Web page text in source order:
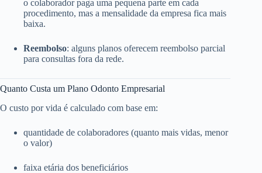
o colaborador paga uma pequena parte em cada
procedimento, mas a mensalidade da empresa fica mais
baixa.
Reembolso: alguns planos oferecem reembolso parcial
para consultas fora da rede.
Quanto Custa um Plano Odonto Empresarial
O custo por vida é calculado com base em:
quantidade de colaboradores (quanto mais vidas, menor
o valor)
faixa etária dos beneficiários